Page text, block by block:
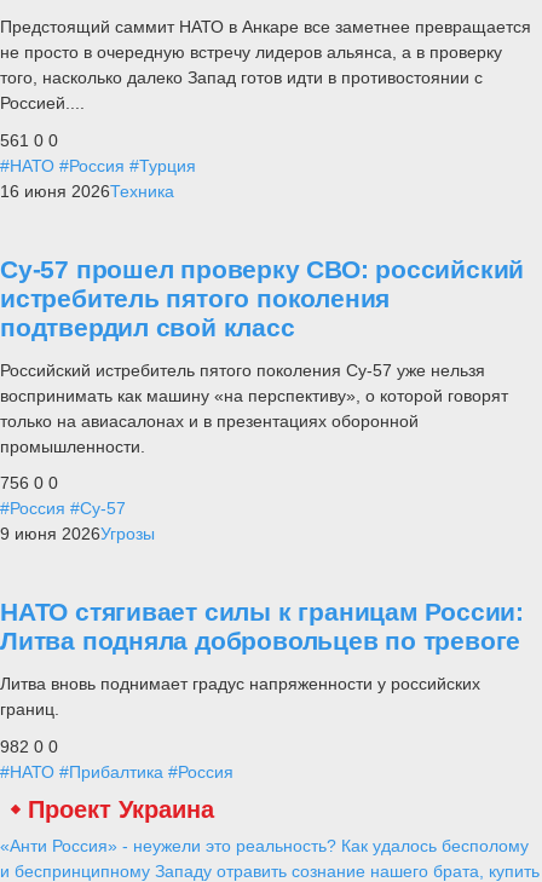
Предстоящий саммит НАТО в Анкаре все заметнее превращается
не просто в очередную встречу лидеров альянса, а в проверку
того, насколько далеко Запад готов идти в противостоянии с
Россией....
561 0 0
#НАТО #Россия #Турция
16 июня 2026Техника
Су-57 прошел проверку СВО: российский
истребитель пятого поколения
подтвердил свой класс
Российский истребитель пятого поколения Су-57 уже нельзя
воспринимать как машину «на перспективу», о которой говорят
только на авиасалонах и в презентациях оборонной
промышленности.
756 0 0
#Россия #Су-57
9 июня 2026Угрозы
НАТО стягивает силы к границам России:
Литва подняла добровольцев по тревоге
Литва вновь поднимает градус напряженности у российских
границ.
982 0 0
#НАТО #Прибалтика #Россия
Проект Украина
«Анти Россия» - неужели это реальность? Как удалось бесполому
и беспринципному Западу отравить сознание нашего брата, купить